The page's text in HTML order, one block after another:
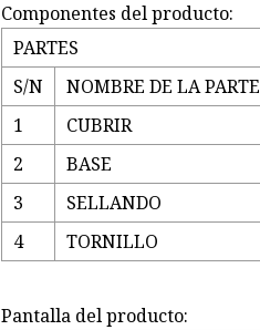
Componentes del producto:
PARTES
S/N
NOMBRE DE LA PARTE
1
CUBRIR
2
BASE
3
SELLANDO
4
TORNILLO
Pantalla del producto: